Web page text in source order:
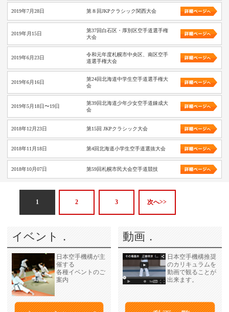
2019年7月28日 第８回JKPクラシック関西大会
2019年月15日
第37回白石区・厚別区空手道選手権
大会
2019年6月23日
令和元年度札幌市中央区、南区空手
道選手権大会
2019年6月16日
第24回北海道中学生空手道選手権大
会
2019年5月18日〜19日
第39回北海道少年少女空手道錬成大
会
2018年12月23日 第15回 JKPクラシック大会
2018年11月18日 第4回北海道小学生空手道選抜大会
2018年10月07日 第59回札幌市民大会空手道競技
1 2 3 次へ>>
イベント．
日本空手機構が主
催する
各種イベントのご
案内
動画．
日本空手機構推奨
のカリキュラムを
動画で観ることが
出来ます。